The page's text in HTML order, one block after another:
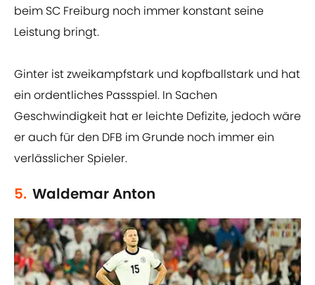
beim SC Freiburg noch immer konstant seine
Leistung bringt.
Ginter ist zweikampfstark und kopfballstark und hat
ein ordentliches Passspiel. In Sachen
Geschwindigkeit hat er leichte Defizite, jedoch wäre
er auch für den DFB im Grunde noch immer ein
verlässlicher Spieler.
5. Waldemar Anton